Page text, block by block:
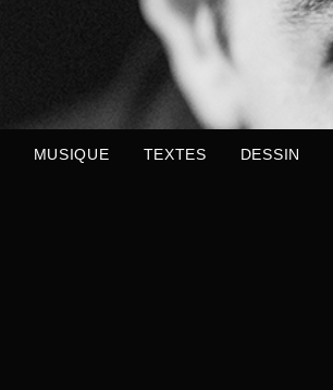
MUSIQUE TEXTES DESSIN